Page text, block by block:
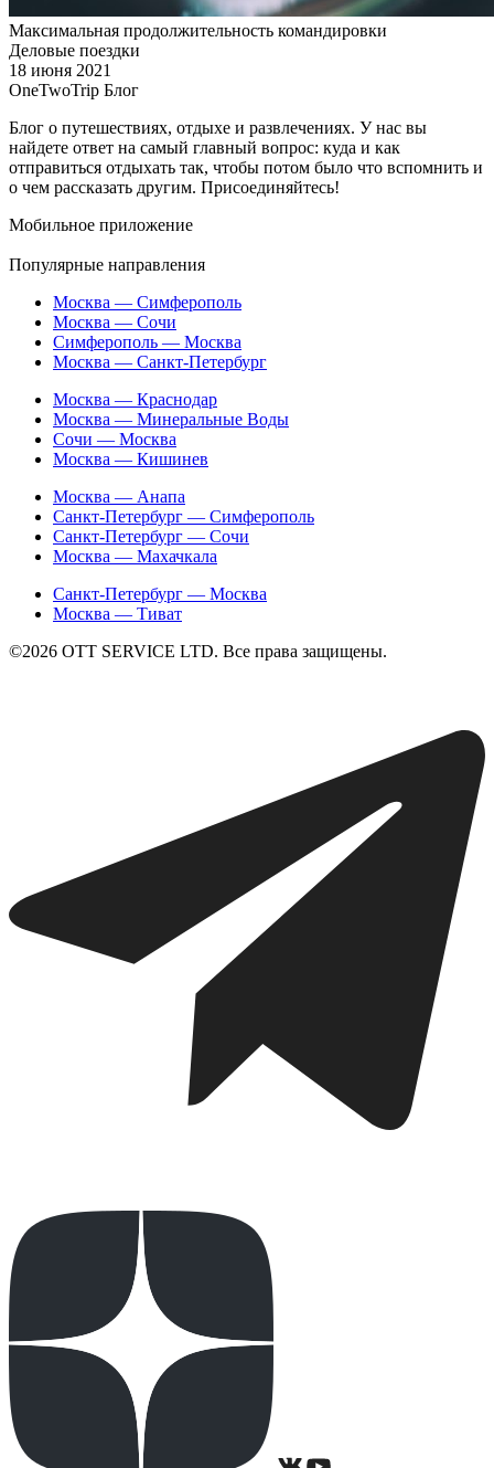
Максимальная продолжительность командировки
Деловые поездки
18 июня 2021
OneTwoTrip Блог
Блог о путешествиях, отдыхе и развлечениях. У нас вы
найдете ответ на самый главный вопрос: куда и как
отправиться отдыхать так, чтобы потом было что вспомнить и
о чем рассказать другим. Присоединяйтесь!
Мобильное приложение
Популярные направления
Москва — Симферополь
Москва — Сочи
Симферополь — Москва
Москва — Санкт-Петербург
Москва — Краснодар
Москва — Минеральные Воды
Сочи — Москва
Москва — Кишинев
Москва — Анапа
Санкт-Петербург — Симферополь
Санкт-Петербург — Сочи
Москва — Махачкала
Санкт-Петербург — Москва
Москва — Тиват
©2026 ОТТ SERVICE LTD. Все права защищены.